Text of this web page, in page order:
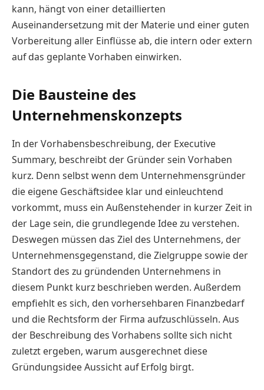
kann, hängt von einer detaillierten
Auseinandersetzung mit der Materie und einer guten
Vorbereitung aller Einflüsse ab, die intern oder extern
auf das geplante Vorhaben einwirken.
Die Bausteine des
Unternehmenskonzepts
In der Vorhabensbeschreibung, der Executive
Summary, beschreibt der Gründer sein Vorhaben
kurz. Denn selbst wenn dem Unternehmensgründer
die eigene Geschäftsidee klar und einleuchtend
vorkommt, muss ein Außenstehender in kurzer Zeit in
der Lage sein, die grundlegende Idee zu verstehen.
Deswegen müssen das Ziel des Unternehmens, der
Unternehmensgegenstand, die Zielgruppe sowie der
Standort des zu gründenden Unternehmens in
diesem Punkt kurz beschrieben werden. Außerdem
empfiehlt es sich, den vorhersehbaren Finanzbedarf
und die Rechtsform der Firma aufzuschlüsseln. Aus
der Beschreibung des Vorhabens sollte sich nicht
zuletzt ergeben, warum ausgerechnet diese
Gründungsidee Aussicht auf Erfolg birgt.